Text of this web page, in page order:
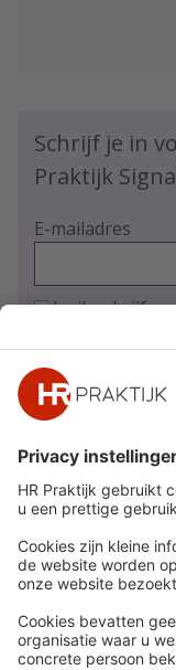
Schrijf je in
Praktijk
E-mailadres
Ja, ik schrijf
Snel naar
Nieuws
Whitepapers
Webinars
Word lid